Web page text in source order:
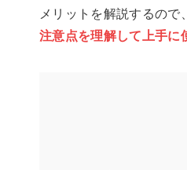
メリットを解説するの
注意点を理解して上手に